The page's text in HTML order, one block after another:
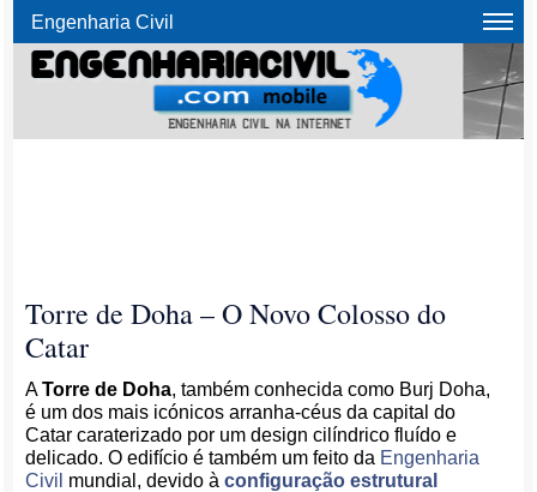
Engenharia Civil
Torre de Doha – O Novo Colosso do
Catar
ATorre de Doha, também conhecida como Burj Doha,
é um dos mais icónicos arranha-céus da capital do
Catar caraterizado por um design cilíndrico fluído e
delicado. O edifício é também um feito da Engenharia
Civil mundial, devido àconfiguração estrutural